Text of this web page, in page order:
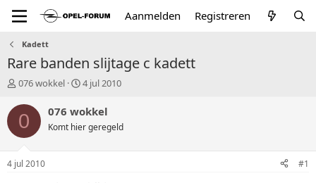
Aanmelden Registreren
Kadett
Rare banden slijtage c kadett
T
p
i
a
076 wokkel
S
a
t
4 jul 2010
0 076 wokkel
Komt hier geregeld
4 jul 2010 #1